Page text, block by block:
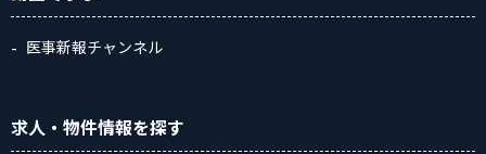
医事新報チャンネル
求人・物件情報を探す